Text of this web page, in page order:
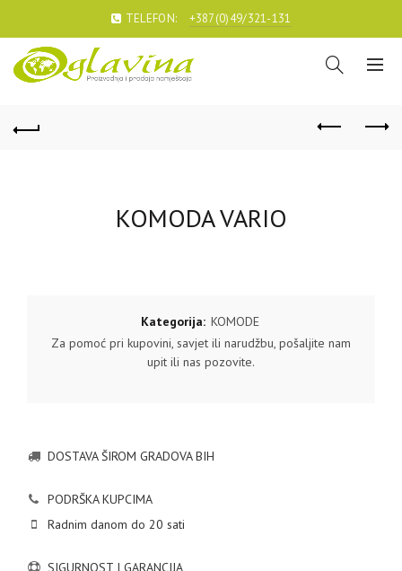
TELEFON: +387(0)49/321-131
KOMODA VARIO
Kategorija: KOMODE
Za pomoć pri kupovini, savjet ili narudžbu, pošaljite nam
upit ili nas pozovite.
DOSTAVA ŠIROM GRADOVA BIH
PODRŠKA KUPCIMA
Radnim danom do 20 sati
SIGURNOST I GARANCIJA